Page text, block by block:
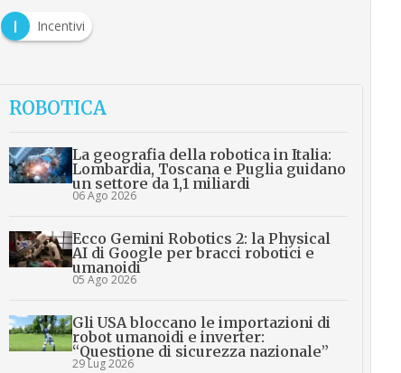
I
Incentivi
ROBOTICA
La geografia della robotica in Italia:
Lombardia, Toscana e Puglia guidano
un settore da 1,1 miliardi
06 Ago 2026
Ecco Gemini Robotics 2: la Physical
AI di Google per bracci robotici e
umanoidi
05 Ago 2026
Gli USA bloccano le importazioni di
robot umanoidi e inverter:
“Questione di sicurezza nazionale”
29 Lug 2026